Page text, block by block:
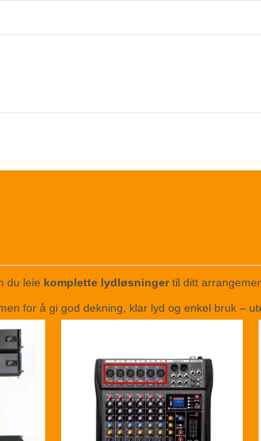
du leie komplette lydløsningertil ditt
for å gi god dekning, klar lyd og enkel bruk –